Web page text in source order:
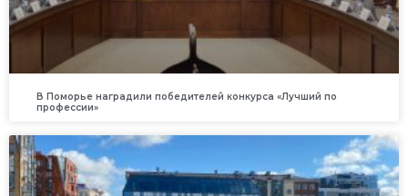
В Поморье наградили победителей конкурса «Лучший по
профессии»